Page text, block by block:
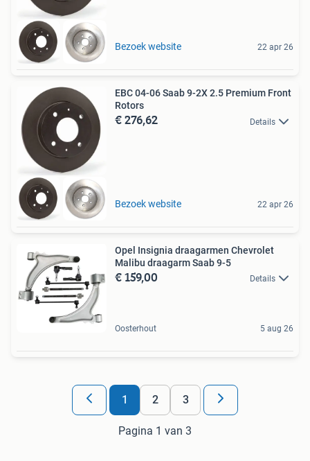
Bezoek website 22 apr 26
EBC 04-06 Saab 9-2X 2.5 Premium Front
Rotors
€ 276,62 Details
Bezoek website 22 apr 26
Opel Insignia draagarmen Chevrolet
Malibu draagarm Saab 9-5
€ 159,00 Details
Oosterhout 5 aug 26
1 2 3
Pagina 1 van 3